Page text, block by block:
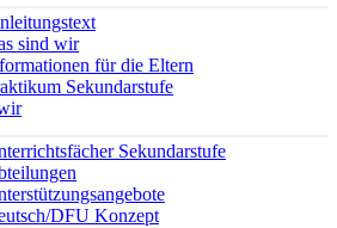
sind wir
für die Eltern
Sekundarstufe
Sekundarstufe
DFU Konzept